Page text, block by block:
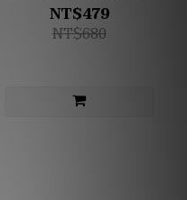
NT$479
NT$680